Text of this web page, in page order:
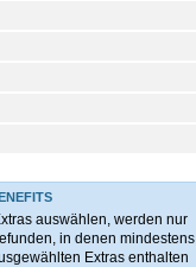
auswählen, werden nur
in denen mindestens
Extras enthalten